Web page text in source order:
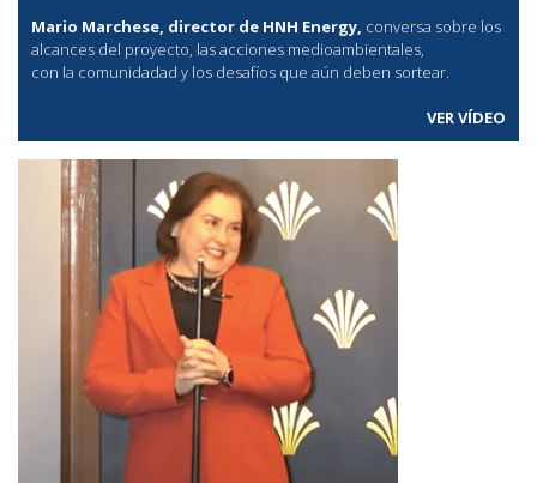
Mario Marchese, director de HNH Energy, conversa sobre los
alcances del proyecto, las acciones medioambientales,
con la comunidadad y los desafíos que aún deben sortear.
VER VÍDEO